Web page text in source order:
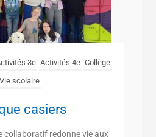
3e Activités 4e Collège
Vie scolaire
casiers
collaboratif redonne vie aux